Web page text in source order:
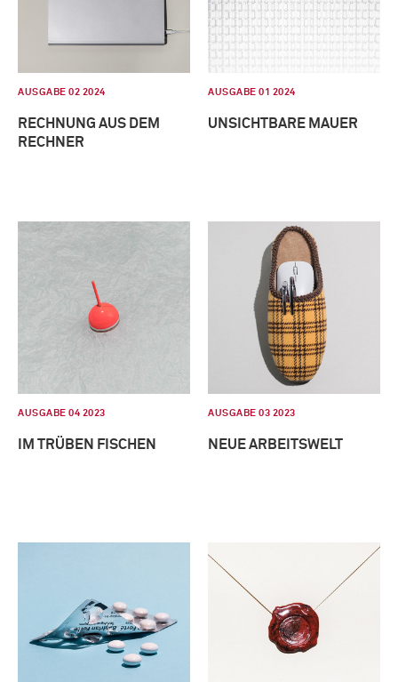
AUSGABE 02 2024
RECHNUNG AUS DEM
RECHNER
AUSGABE 01 2024
UNSICHTBARE MAUER
AUSGABE 04 2023
IM TRÜBEN FISCHEN
AUSGABE 03 2023
NEUE ARBEITSWELT